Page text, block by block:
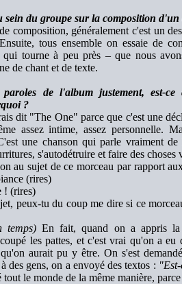
sein du groupe sur la composition d'un
composition, généralement c'est un
tous ensemble on essaie de
tourne à peu près – que nous
de chant et de texte.
de l'album justement, est-
?
dit "The One" parce que c'est une
assez intime, assez personnelle.
une chanson qui parle vraiment
s'autodétruire et faire des choses
au sujet de ce morceau par rapport
(rires)
! (rires)
peux-tu du coup me dire si ce
temps)En fait, quand on a appris la
les pattes, et c'est vrai qu'on a
aurait pu y être. On s'est
des gens, on a envoyé des textos :
tout le monde de la même manière,